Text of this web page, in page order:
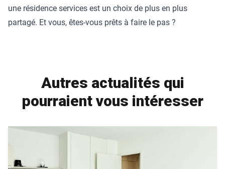
une résidence services est un choix de plus en plus
partagé. Et vous, êtes-vous prêts à faire le pas ?
Autres actualités qui
pourraient vous intéresser